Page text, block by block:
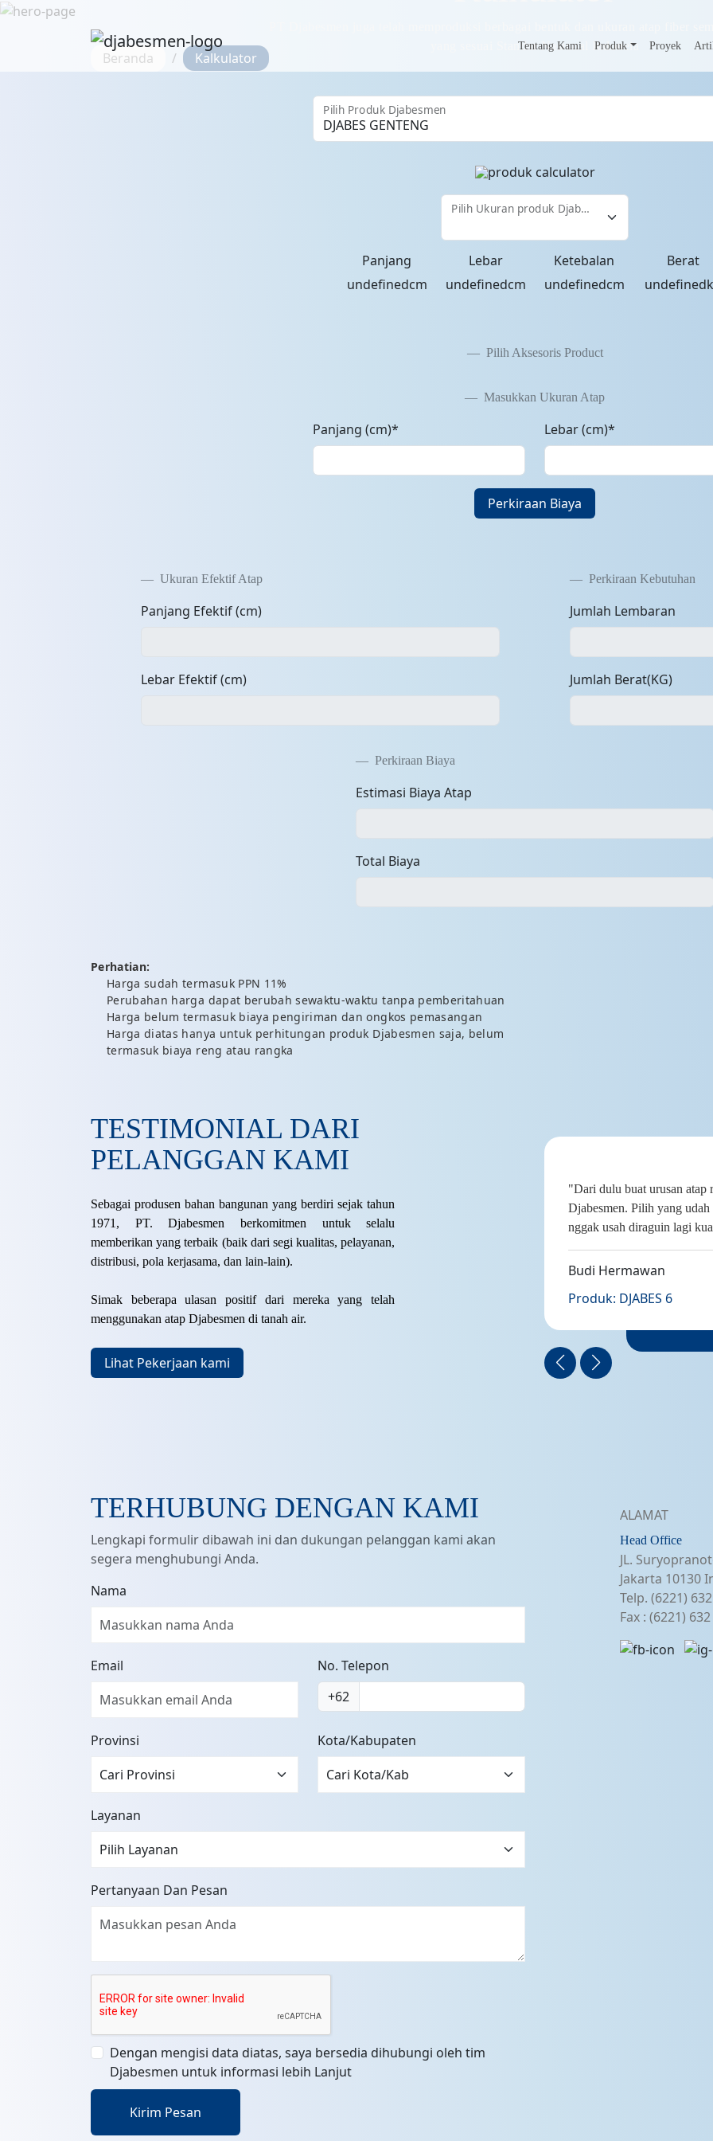
Tentang Kami Produk Proyek
yang sesuai Standar Nasional Indoneia
Beranda Kalkulator
Pilih Produk Djabesmen
Pilih Ukuran produk Djabesmen
Panjang
undefinedcm
Lebar
undefinedcm
Ketebalan
undefinedcm
Berat
Pilih Aksesoris Product
Masukkan Ukuran Atap
Panjang (cm)* Lebar (cm)*
Perkiraan Biaya
Ukuran Efektif Atap
Panjang Efektif (cm)
Lebar Efektif (cm)
Perkiraan Kebutuhan
Jumlah Lembaran
Jumlah Berat(KG)
Perkiraan Biaya
Estimasi Biaya Atap
Total Biaya
Perhatian:
Harga sudah termasuk PPN 11%
Perubahan harga dapat berubah sewaktu-waktu tanpa pemberitahuan
Harga belum termasuk biaya pengiriman dan ongkos pemasangan
Harga diatas hanya untuk perhitungan produk Djabesmen saja, belum
termasuk biaya reng atau rangka
TESTIMONIAL DARI
PELANGGAN KAMI
Sebagai produsen bahan bangunan yang berdiri sejak tahun
1971, PT. Djabesmen berkomitmen untuk selalu
memberikan yang terbaik (baik dari segi kualitas, pelayanan,
distribusi, pola kerjasama, dan lain-lain).
Simak beberapa ulasan positif dari mereka yang telah
menggunakan atap Djabesmen di tanah air.
Lihat Pekerjaan kami
serap panasnya atap Djabesmen juga tinggi!
Nyaman banget saat dipasang buat
hunian/rumah. Yang saya rasain banget, dia tuh
nggak bikin rumah jadi panas saat matahari
Produk: DJABES GENTENG
"Dari dulu buat urusan atap
Djabesmen. Pilih yang udah
nggak usah diraguin lagi
Budi Hermawan
Produk: DJABES 6
TERHUBUNG DENGAN KAMI
Lengkapi formulir dibawah ini dan dukungan pelanggan kami akan
segera menghubungi Anda.
Nama
Email
No. Telepon
+62
Provinsi Kota/Kabupaten
Layanan
Pertanyaan Dan Pesan
Dengan mengisi data diatas, saya bersedia dihubungi oleh tim
Djabesmen untuk informasi lebih Lanjut
Kirim Pesan
ALAMAT
Head Office
JL.
Jakarta 10130
Telp. (6221)
Fax : (6221)